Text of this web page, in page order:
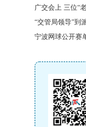
广交会上 三位“
“交管局领导”到
宁波网球公开赛